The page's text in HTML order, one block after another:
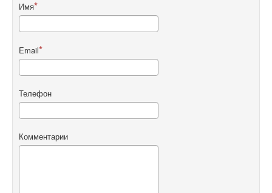
Имя
Email
Телефон
Комментарии